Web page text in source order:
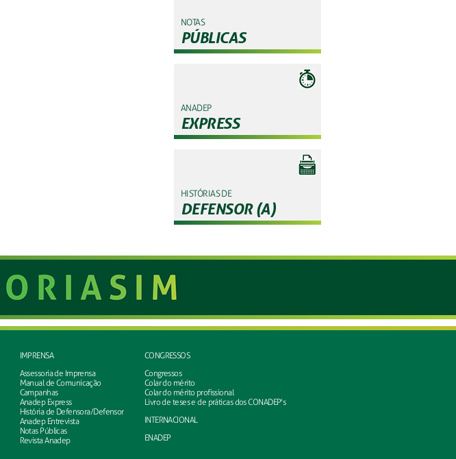
NOTAS
PÚBLICAS
ANADEP
EXPRESS
HISTÓRIAS DE
DEFENSOR (A)
IMPRENSA
Assessoria de Imprensa
Manual de Comunicação
Campanhas
Anadep Express
História de Defensora/Defensor
Anadep Entrevista
Notas Públicas
Revista Anadep
CONGRESSOS
Congressos
Colar do mérito
Colar do mérito profissional
Livro de teses e de práticas dos CONADEP's
INTERNACIONAL
ENADEP